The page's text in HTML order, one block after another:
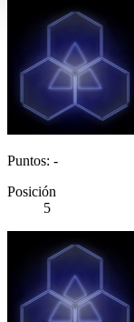
Puntos: -
Posición
5